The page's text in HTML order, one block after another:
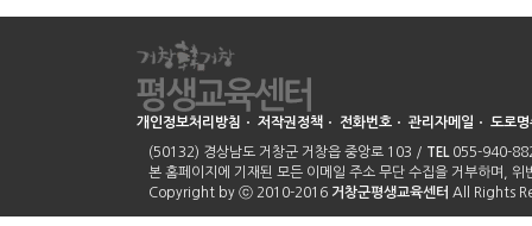
개인정보처리방침 ㆍ 저작권정책 ㆍ 전화번호 ㆍ 관리자메일 ㆍ 도로명
(50132) 경상남도 거창군 거창읍 중앙로 103 / TEL 055-940-
본 홈페이지에 기재된 모든 이메일 주소 무단 수집을 거부하며,
Copyright by ⓒ 2010-2016 거창군평생교육센터 All Rights